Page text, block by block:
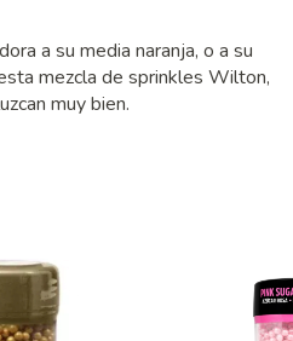
a su media naranja, o a su
mezcla de sprinkles Wilton,
muy bien.